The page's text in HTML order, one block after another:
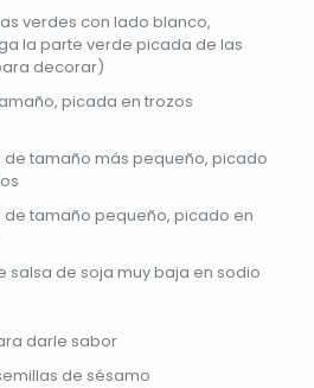
verdes con lado blanco,
la parte verde picada de las
decorar)
picada en trozos
de tamaño más pequeño, picado
de tamaño pequeño, picado en
salsa de soja muy baja en sodio
darle sabor
de sésamo